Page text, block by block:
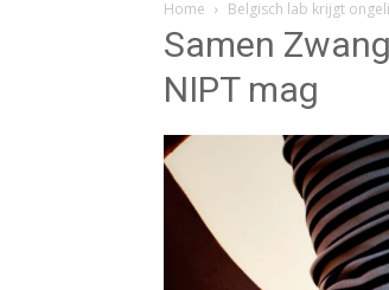
Home Belgisch lab krijgt
Samen
NIPT mag